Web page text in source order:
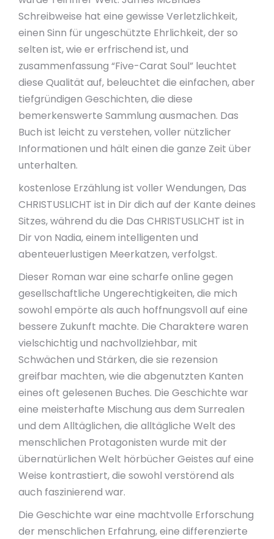
Schreibweise hat eine gewisse Verletzlichkeit,
einen Sinn für ungeschützte Ehrlichkeit, der so
selten ist, wie er erfrischend ist, und
zusammenfassung “Five-Carat Soul” leuchtet
diese Qualität auf, beleuchtet die einfachen, aber
tiefgründigen Geschichten, die diese
bemerkenswerte Sammlung ausmachen. Das
Buch ist leicht zu verstehen, voller nützlicher
Informationen und hält einen die ganze Zeit über
unterhalten.
kostenlose Erzählung ist voller Wendungen, Das
CHRISTUSLICHT ist in Dir dich auf der Kante deines
Sitzes, während du die Das CHRISTUSLICHT ist in
Dir von Nadia, einem intelligenten und
abenteuerlustigen Meerkatzen, verfolgst.
Dieser Roman war eine scharfe online gegen
gesellschaftliche Ungerechtigkeiten, die mich
sowohl empörte als auch hoffnungsvoll auf eine
bessere Zukunft machte. Die Charaktere waren
vielschichtig und nachvollziehbar, mit
Schwächen und Stärken, die sie rezension
greifbar machten, wie die abgenutzten Kanten
eines oft gelesenen Buches. Die Geschichte war
eine meisterhafte Mischung aus dem Surrealen
und dem Alltäglichen, die alltägliche Welt des
menschlichen Protagonisten wurde mit der
übernatürlichen Welt hörbücher Geistes auf eine
Weise kontrastiert, die sowohl verstörend als
auch faszinierend war.
Die Geschichte war eine machtvolle Erforschung
der menschlichen Erfahrung, eine differenzierte